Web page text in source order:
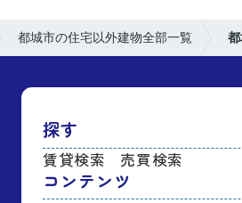
都城市の住宅以外建物全部一覧
探す
賃貸検索 売買検索
コンテンツ